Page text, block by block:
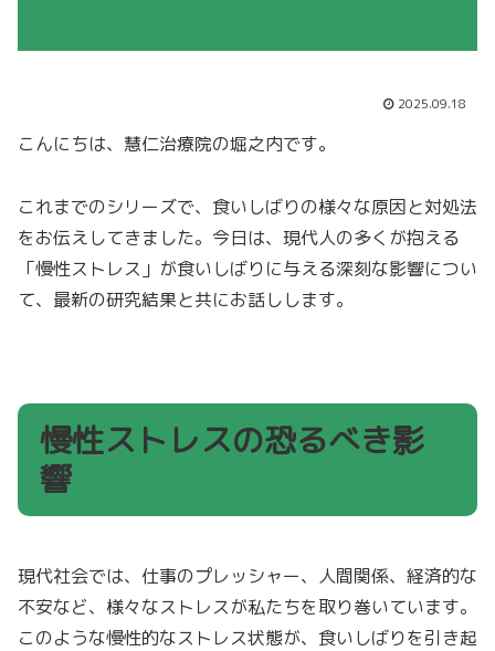
2025.09.18
こんにちは、慧仁治療院の堀之内です。
これまでのシリーズで、食いしばりの様々な原因と対処法
をお伝えしてきました。今日は、現代人の多くが抱える
「慢性ストレス」が食いしばりに与える深刻な影響につい
て、最新の研究結果と共にお話しします。
慢性ストレスの恐るべき影
響
現代社会では、仕事のプレッシャー、人間関係、経済的な
不安など、様々なストレスが私たちを取り巻いています。
このような慢性的なストレス状態が、食いしばりを引き起